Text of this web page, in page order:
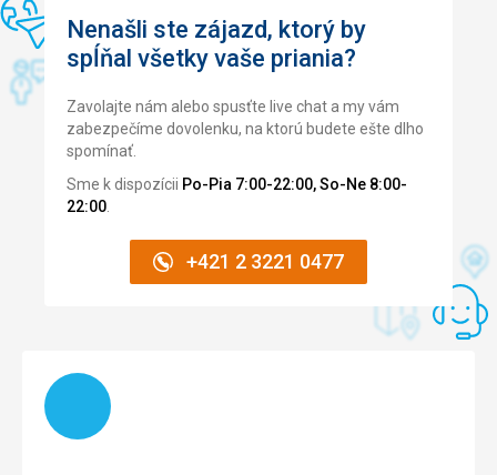
CenaNenašli ste zájazd, ktorý by
spĺňal všetky vaše priania?
Zavolajte nám alebo spusťte live chat a my vám
zabezpečíme dovolenku, na ktorú budete ešte dlho
spomínať.
Sme k dispozícii Po-Pia 7:00-22:00, So-Ne 8:00-
22:00
+421 2 3221 0477
Načítam